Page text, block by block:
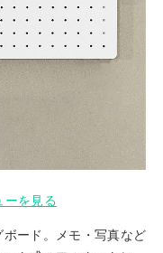
ーを見る
ード。メモ・写真など